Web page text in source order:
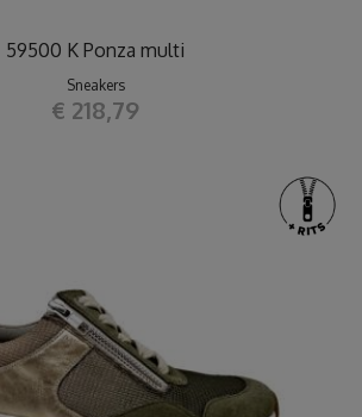
59500 K Ponza multi
Sneakers
€ 218,79